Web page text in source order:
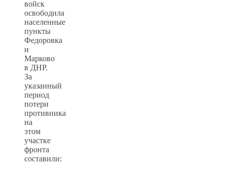
войск
освободила
населенные
пункты
Федоровка
и
Марково
в ДНР.
За
указанный
период
потери
противника
на
этом
участке
фронта
составили: